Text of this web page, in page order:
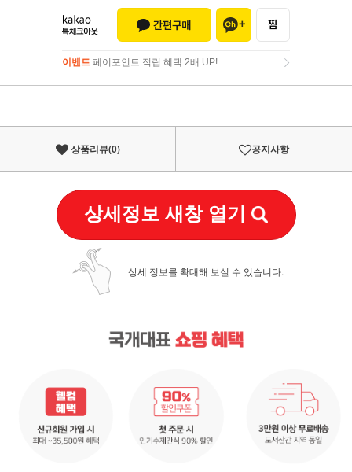
이벤트 페이포인트 적립 혜택 2배 UP!
이벤트페이포인트 적립 혜택 2배 UP!
상품리뷰(0) 공지사항
상세정보 새창 열기
상세 정보를 확대해 보실 수 있습니다.